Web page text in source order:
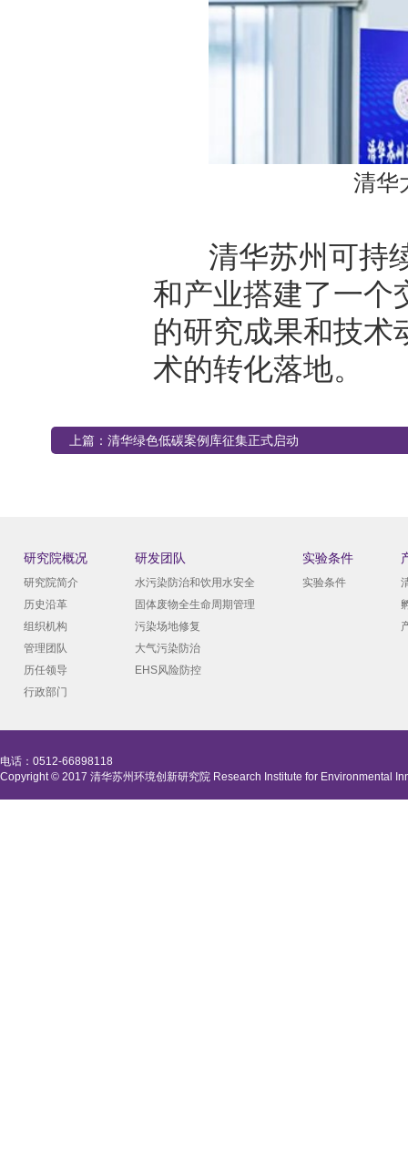
清华
清华苏州可持
和产业搭建了一个
的研究成果和技术
术的转化落地。
上篇： 清华绿色低碳案例库征集正式启动
研究院概况
研究院简介
历史沿革
组织机构
管理团队
历任领导
行政部门
研发团队
水污染防治和饮用水安全
固体废物全生命周期管理
污染场地修复
大气污染防治
EHS风险防控
实验条件
实验条件
电话：0512-66898118
Copyright © 2017 清华苏州环境创新研究院 Research Institute for Environmental